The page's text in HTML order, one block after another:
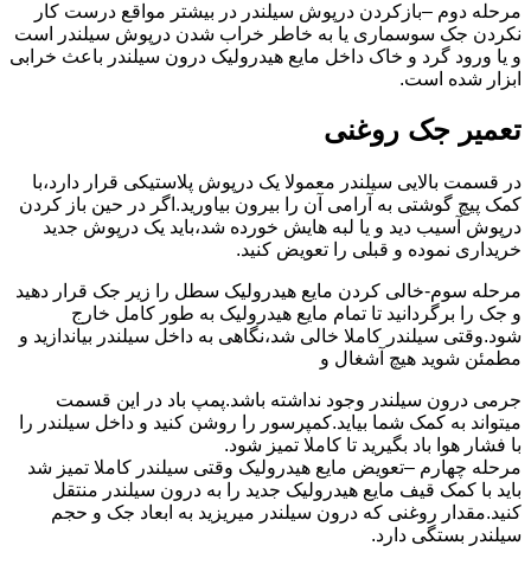
مرحله دوم –بازکردن درپوش سیلندر در بیشتر مواقع درست کار
نکردن جک سوسماری یا به خاطر خراب شدن درپوش سیلندر است
و یا ورود گرد و خاک داخل مایع هیدرولیک درون سیلندر باعث خرابی
ابزار شده است.
تعمیر جک روغنی
در قسمت بالایی سیلندر معمولا یک درپوش پلاستیکی قرار دارد،با
کمک پیچ گوشتی به آرامی آن را بیرون بیاورید.اگر در حین باز کردن
درپوش آسیب دید و یا لبه هایش خورده شد،باید یک درپوش جدید
خریداری نموده و قبلی را تعویض کنید.
مرحله سوم-خالی کردن مایع هیدرولیک سطل را زیر جک قرار دهید
و جک را برگردانید تا تمام مایع هیدرولیک به طور کامل خارج
شود.وقتی سیلندر کاملا خالی شد،نگاهی به داخل سیلندر بیاندازید و
مطمئن شوید هیچ آشغال و
جرمی درون سیلندر وجود نداشته باشد.پمپ باد در این قسمت
میتواند به کمک شما بیاید.کمپرسور را روشن کنید و داخل سیلندر را
با فشار هوا باد بگیرید تا کاملا تمیز شود.
مرحله چهارم –تعویض مایع هیدرولیک وقتی سیلندر کاملا تمیز شد
باید با کمک قیف مایع هیدرولیک جدید را به درون سیلندر منتقل
کنید.مقدار روغنی که درون سیلندر میریزید به ابعاد جک و حجم
سیلندر بستگی دارد.